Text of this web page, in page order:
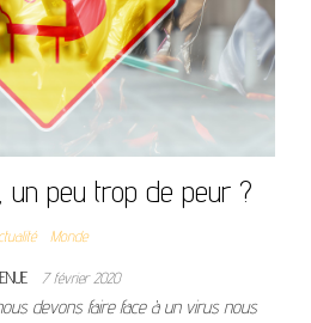
un peu trop de peur ?
Monde
7 février 2020
devons faire face à un virus nous